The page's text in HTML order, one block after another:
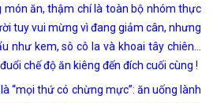
món ăn, thậm chí là toàn bộ nhóm thực
tuy vui mừng vì đang giảm cân, nhưng
như kem, sô cô la và khoai tây chiên…
chế độ ăn kiêng đến đích cuối cùng !
“mọi thứ có chừng mực”: ăn uống lành